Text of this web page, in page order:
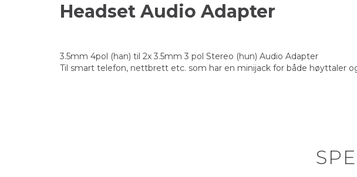
Headset Audio Adapter
3.5mm 4pol (han) til 2x 3.5mm 3 pol Stereo (hun) Audio Adapter
Til smart telefon, nettbrett etc. som har en minijack for både høyttaler